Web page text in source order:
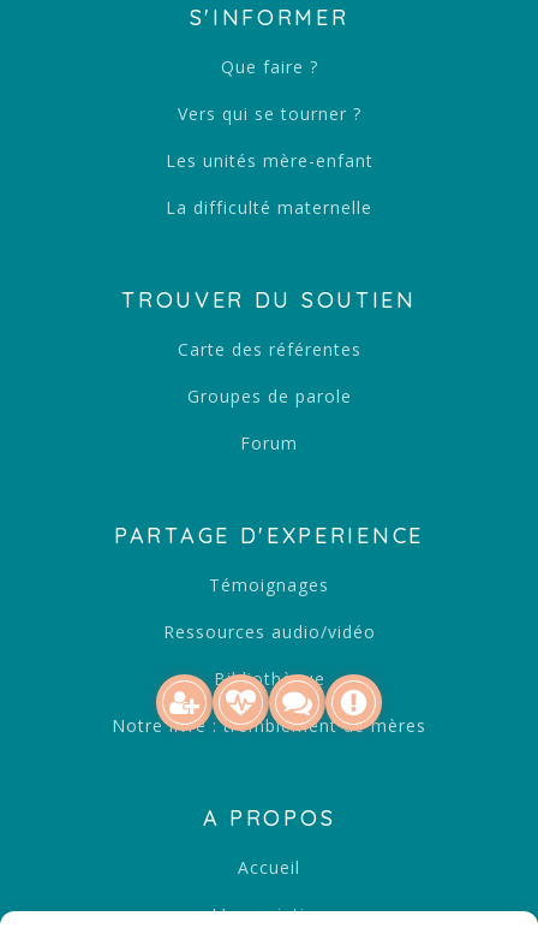
S'INFORMER
Que faire ?
Vers qui se tourner ?
Les unités mère-enfant
La difficulté maternelle
TROUVER DU SOUTIEN
Carte des référentes
Groupes de parole
Forum
PARTAGE D'EXPERIENCE
Témoignages
Ressources audio/vidéo
Bibliothèque
Notre livre : tremblement de mères
A PROPOS
Accueil
L’association